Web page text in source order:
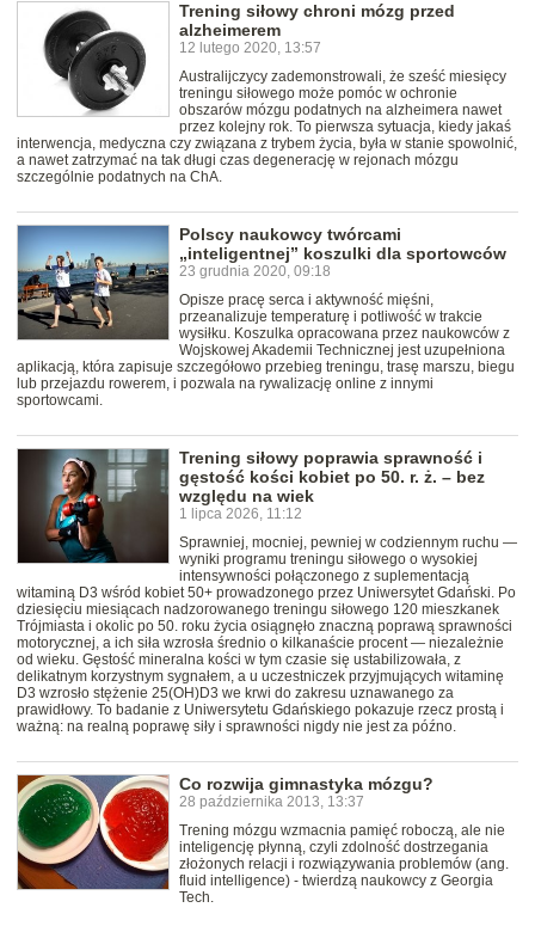
Trening siłowy chroni mózg przed
alzheimerem
12 lutego 2020, 13:57
Australijczycy zademonstrowali, że sześć miesięcy
treningu siłowego może pomóc w ochronie
obszarów mózgu podatnych na alzheimera nawet
przez kolejny rok. To pierwsza sytuacja, kiedy jakaś
interwencja, medyczna czy związana z trybem życia, była w stanie spowolnić,
a nawet zatrzymać na tak długi czas degenerację w rejonach mózgu
szczególnie podatnych na ChA.
Polscy naukowcy twórcami
„inteligentnej” koszulki dla sportowców
23 grudnia 2020, 09:18
Opisze pracę serca i aktywność mięśni,
przeanalizuje temperaturę i potliwość w trakcie
wysiłku. Koszulka opracowana przez naukowców z
Wojskowej Akademii Technicznej jest uzupełniona
aplikacją, która zapisuje szczegółowo przebieg treningu, trasę marszu, biegu
lub przejazdu rowerem, i pozwala na rywalizację online z innymi
sportowcami.
Trening siłowy poprawia sprawność i
gęstość kości kobiet po 50. r. ż. – bez
względu na wiek
1 lipca 2026, 11:12
Sprawniej, mocniej, pewniej w codziennym ruchu —
wyniki programu treningu siłowego o wysokiej
intensywności połączonego z suplementacją
witaminą D3 wśród kobiet 50+ prowadzonego przez Uniwersytet Gdański. Po
dziesięciu miesiącach nadzorowanego treningu siłowego 120 mieszkanek
Trójmiasta i okolic po 50. roku życia osiągnęło znaczną poprawą sprawności
motorycznej, a ich siła wzrosła średnio o kilkanaście procent — niezależnie
od wieku. Gęstość mineralna kości w tym czasie się ustabilizowała, z
delikatnym korzystnym sygnałem, a u uczestniczek przyjmujących witaminę
D3 wzrosło stężenie 25(OH)D3 we krwi do zakresu uznawanego za
prawidłowy. To badanie z Uniwersytetu Gdańskiego pokazuje rzecz prostą i
ważną: na realną poprawę siły i sprawności nigdy nie jest za późno.
Co rozwija gimnastyka mózgu?
28 października 2013, 13:37
Trening mózgu wzmacnia pamięć roboczą, ale nie
inteligencję płynną, czyli zdolność dostrzegania
złożonych relacji i rozwiązywania problemów (ang.
fluid intelligence) - twierdzą naukowcy z Georgia
Tech.